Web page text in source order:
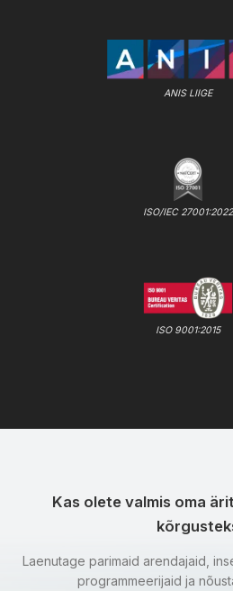
ANIS LIIGE
ISO/IEC 27001:2022
ISO 9001:2015
Kas olete valmis oma
Laenutage parimaid arendajaid,
programmeerijaid ja